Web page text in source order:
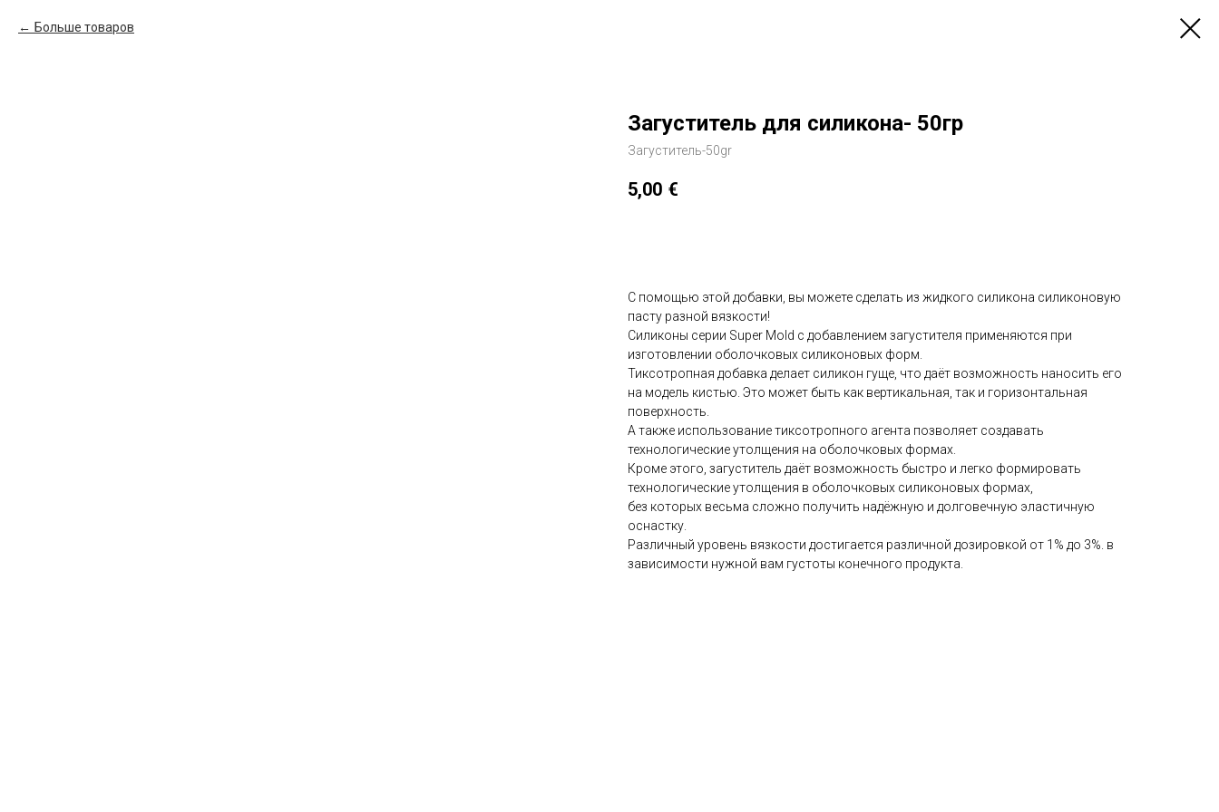
Больше товаров
Загуститель для силикона- 50гр
Загуститель-50gr
5,00 €
С помощью этой добавки, вы можете сделать из жидкого силикона силиконовую
пасту разной вязкости!
Силиконы серии Super Mold с добавлением загустителя применяются при
изготовлении оболочковых силиконовых форм.
Тиксотропная добавка делает силикон гуще, что даёт возможность наносить его
на модель кистью. Это может быть как вертикальная, так и горизонтальная
поверхность.
А также использование тиксотропного агента позволяет создавать
технологические утолщения на оболочковых формах.
Кроме этого, загуститель даёт возможность быстро и легко формировать
технологические утолщения в оболочковых силиконовых формах,
без которых весьма сложно получить надёжную и долговечную эластичную
оснастку.
Различный уровень вязкости достигается различной дозировкой от 1% до 3%. в
зависимости нужной вам густоты конечного продукта.